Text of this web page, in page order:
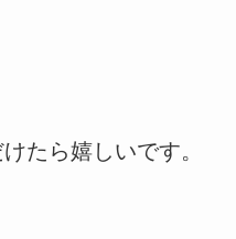
たら嬉しいです。